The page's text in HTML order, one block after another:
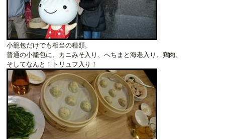
小籠包だけでも相当の種類。
普通の小籠包に、カニみそ入り、へちまと海老入り、鶏肉、
そしてなんと！トリュフ入り！